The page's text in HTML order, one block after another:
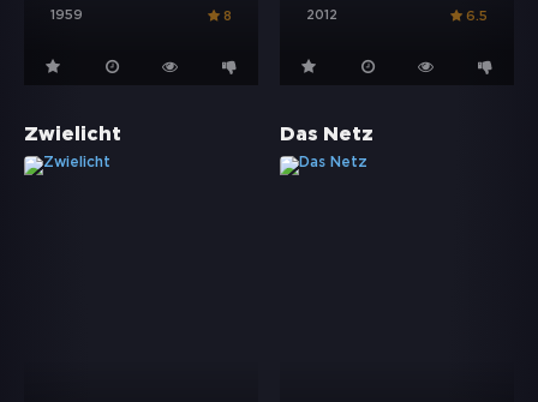
1959 8 2012 6.5
Zwielicht Das Netz